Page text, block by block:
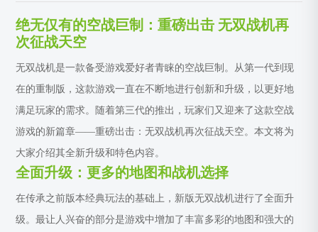
绝无仅有的空战巨制：重磅出击 无双战机再
次征战天空
无双战机是一款备受游戏爱好者青睐的空战巨制。从第一代到现
在的重制版，这款游戏一直在不断地进行创新和升级，以更好地
满足玩家的需求。随着第三代的推出，玩家们又迎来了这款空战
游戏的新篇章——重磅出击：无双战机再次征战天空。本文将为
大家介绍其全新升级和特色内容。
全面升级：更多的地图和战机选择
在传承之前版本经典玩法的基础上，新版无双战机进行了全面升
级。最让人兴奋的部分是游戏中增加了丰富多彩的地图和强大的